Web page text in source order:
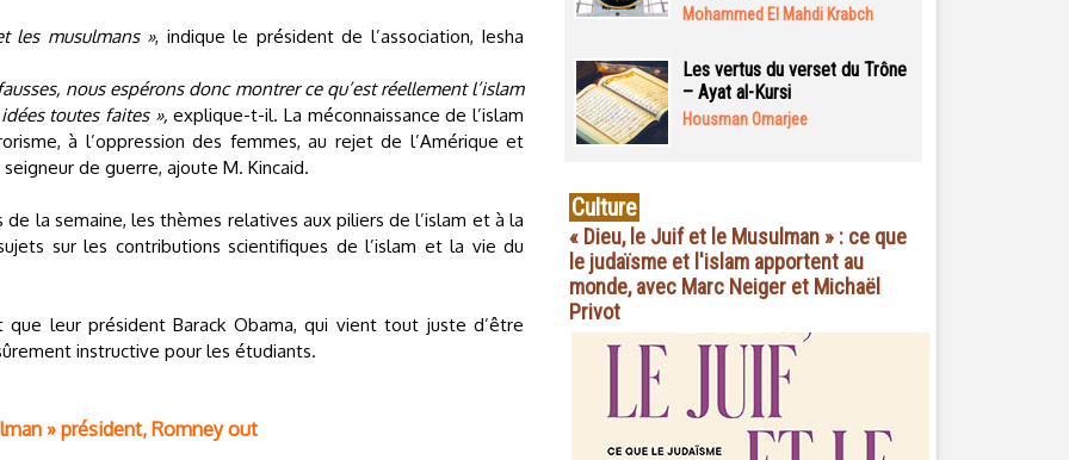
les musulmans », indique le président de l’association, Iesha
nous espérons donc montrer ce qu’est réellement l’islam
toutes faites », explique-t-il. La méconnaissance de l’islam
à l’oppression des femmes, au rejet de l’Amérique et
de guerre, ajoute M. Kincaid.
la semaine, les thèmes relatives aux piliers de l’islam et à la
sur les contributions scientifiques de l’islam et la vie du
que leur président Barack Obama, qui vient tout juste d’être
instructive pour les étudiants.
» président, Romney out
Mohammed El Mahdi Krabch
Les vertus du verset du Trône
– Ayat al-Kursi
Housman Omarjee
Culture
« Dieu, le Juif et le Musulman » : ce que
le judaïsme et l'islam apportent au
monde, avec Marc Neiger et Michaël
Privot